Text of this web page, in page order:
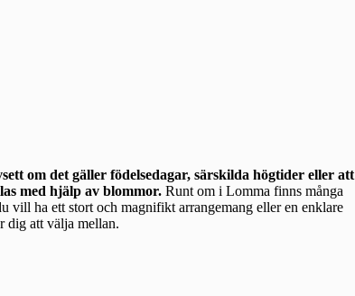
om det gäller födelsedagar, särskilda högtider eller att
med hjälp av blommor.
vill ha ett stort och magnifikt arrangemang eller en enklare
dig att välja mellan.